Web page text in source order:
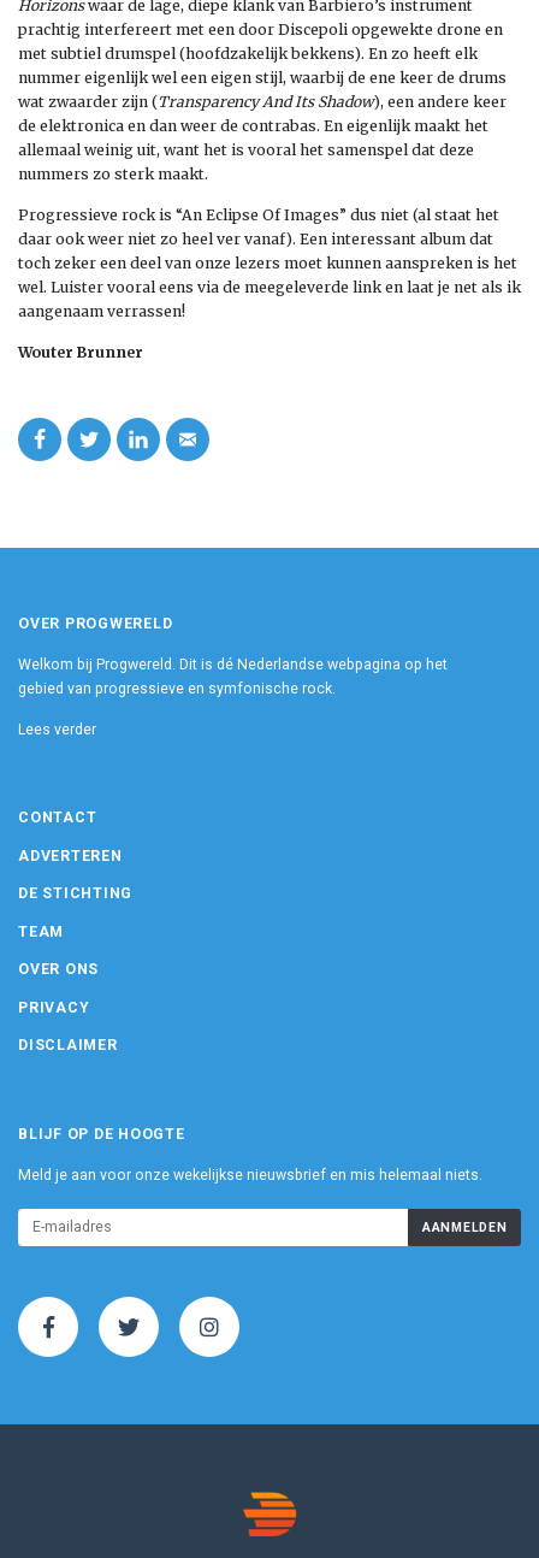
Horizonswaar de lage, diepe klank van Barbiero’s instrument
prachtig interfereert met een door Discepoli opgewekte drone en
met subtiel drumspel (hoofdzakelijk bekkens). En zo heeft elk
nummer eigenlijk wel een eigen stijl, waarbij de ene keer de drums
wat zwaarder zijn (Transparency And Its Shadow), een andere keer
de elektronica en dan weer de contrabas. En eigenlijk maakt het
allemaal weinig uit, want het is vooral het samenspel dat deze
nummers zo sterk maakt.
Progressieve rock is “An Eclipse Of Images” dus niet (al staat het
daar ook weer niet zo heel ver vanaf). Een interessant album dat
toch zeker een deel van onze lezers moet kunnen aanspreken is het
wel. Luister vooral eens via de meegeleverde link en laat je net als ik
aangenaam verrassen!
Wouter Brunner
OVER PROGWERELD
Welkom bij Progwereld. Dit is dé Nederlandse webpagina op het
gebied van progressieve en symfonische rock.
Lees verder
CONTACT
ADVERTEREN
DE STICHTING
TEAM
OVER ONS
PRIVACY
DISCLAIMER
BLIJF OP DE HOOGTE
Meld je aan voor onze wekelijkse nieuwsbrief en mis helemaal niets.
AANMELDEN